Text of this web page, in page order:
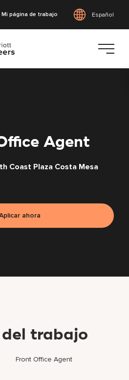
Mi página de trabajo Español
Agent
Coast Plaza Costa Mesa
ahora
trabajo
Front Office Agent